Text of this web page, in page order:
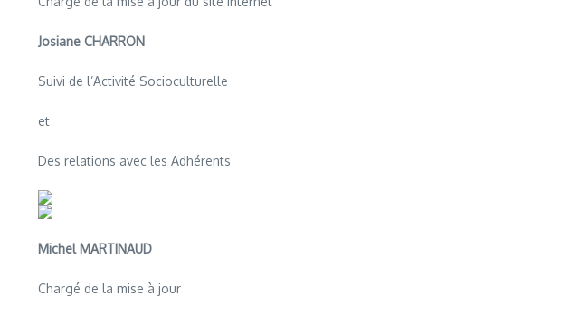
Josiane CHARRON
Suivi de l’Activité Socioculturelle
et
Des relations avec les Adhérents
Michel MARTINAUD
Chargé de la mise à jour